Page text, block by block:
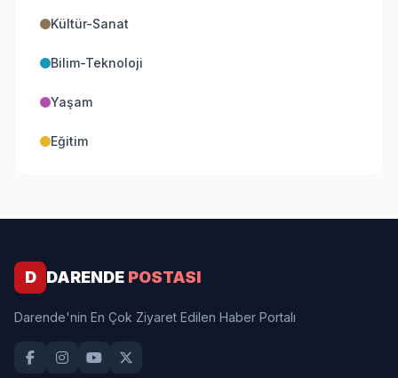
Kültür-Sanat
Bilim-Teknoloji
Yaşam
Eğitim
D DARENDE POSTASI
Darende'nin En Çok Ziyaret Edilen Haber Portalı